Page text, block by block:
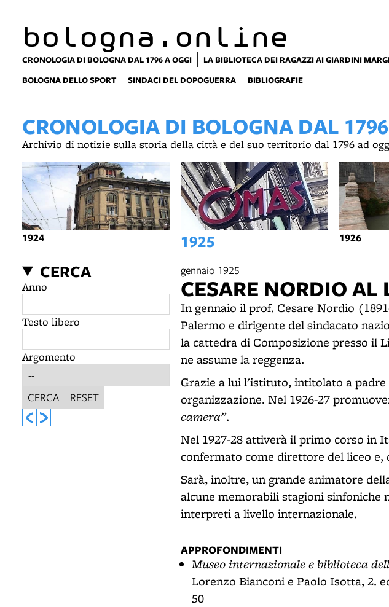
bologna.online
CRONOLOGIA DI BOLOGNA DAL 1796 A OGGI LA BIBLIOTECA DEI RAGAZZI AI GIARDINI
BOLOGNA DELLO SPORT
SINDACI DEL DOPOGUERRA BIBLIOGRAFIE
CRONOLOGIA DI BOLOGNA DAL
Archivio di notizie sulla storia della città e del suo territorio dal 1796 ad
1924 1925 1926
CERCA
Anno
Testo libero
Argomento
CERCA RESET
gennaio 1925
CESARE NORDIO AL
In gennaio il prof. Cesare Nordio
Palermo e dirigente del sindacato
la cattedra di Composizione presso il
ne assume la reggenza.
Grazie a lui l'istituto, intitolato a
organizzazione. Nel 1926-27
camera”.
Nel 1927-28 attiverà il primo corso in
confermato come direttore del liceo e,
Sarà, inoltre, un grande animatore
alcune memorabili stagioni sinfoniche
interpreti a livello internazionale.
APPROFONDIMENTI
Museo internazionale e biblioteca
Lorenzo Bianconi e Paolo Isotta, 2.
50